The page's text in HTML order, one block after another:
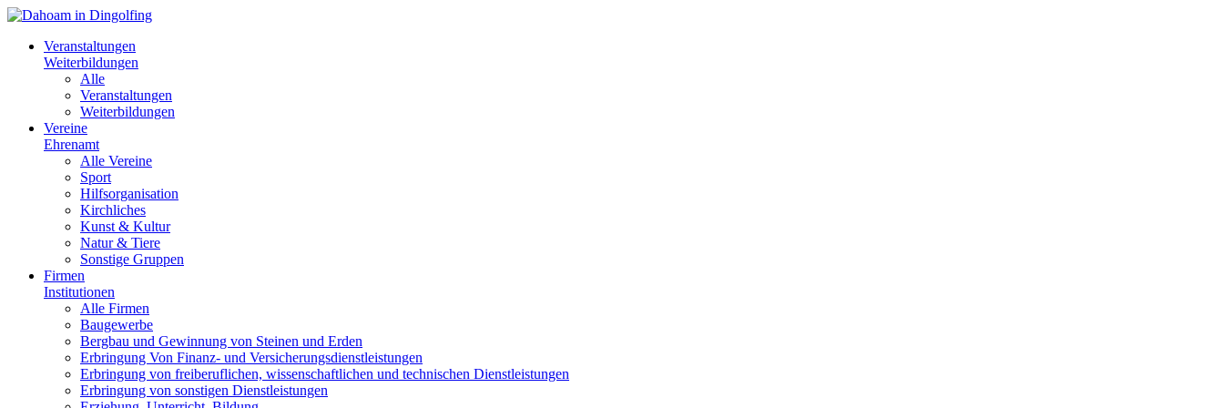
Veranstaltungen
Weiterbildungen
Alle
Veranstaltungen
Weiterbildungen
Vereine
Ehrenamt
Alle Vereine
Sport
Hilfsorganisation
Kirchliches
Kunst & Kultur
Natur & Tiere
Sonstige Gruppen
Firmen
Institutionen
Alle Firmen
Baugewerbe
Bergbau und Gewinnung von Steinen und Erden
Erbringung Von Finanz- und Versicherungsdienstleistungen
Erbringung von freiberuflichen, wissenschaftlichen und technischen Dienstleistungen
Erbringung von sonstigen Dienstleistungen